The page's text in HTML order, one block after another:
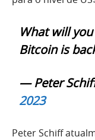
What will
Bitcoin is
— Peter
2023
Peter Schiff